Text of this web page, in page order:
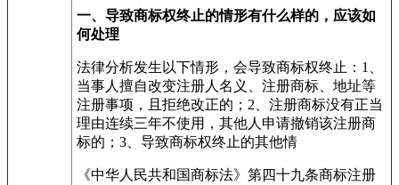
一、导致商标权终止的情形有什么样的，应该如
何处理
法律分析发生以下情形，会导致商标权终止：1、
当事人擅自改变注册人名义、注册商标、地址等
注册事项，且拒绝改正的；2、注册商标没有正当
理由连续三年不使用，其他人申请撤销该注册商
标的；3、导致商标权终止的其他情
《中华人民共和国商标法》第四十九条商标注册